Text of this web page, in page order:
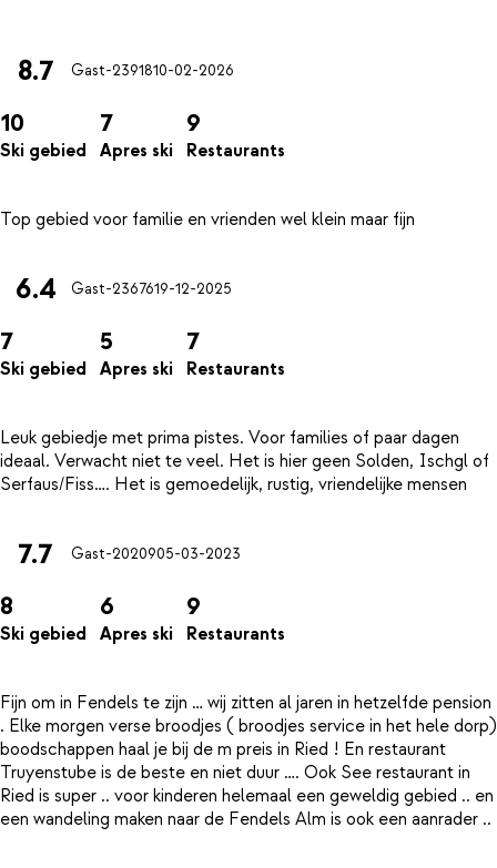
8.7 Gast-2391810-02-2026
10
Ski gebied
7
Apres ski
9
Restaurants
6.4 Gast-2367619-12-2025
7
Ski gebied
5
Apres ski
7
Restaurants
Leuk gebiedje met prima pistes. Voor families of paar dagen
ideaal. Verwacht niet te veel. Het is hier geen Solden, Ischgl of
7.7 Gast-2020905-03-2023
8
Ski gebied
6
Apres ski
9
Restaurants
Fijn om in Fendels te zijn … wij zitten al jaren in hetzelfde pension
. Elke morgen verse broodjes ( broodjes service in het hele dorp)
boodschappen haal je bij de m preis in Ried ! En restaurant
Truyenstube is de beste en niet duur …. Ook See restaurant in
Ried is super .. voor kinderen helemaal een geweldig gebied .. en